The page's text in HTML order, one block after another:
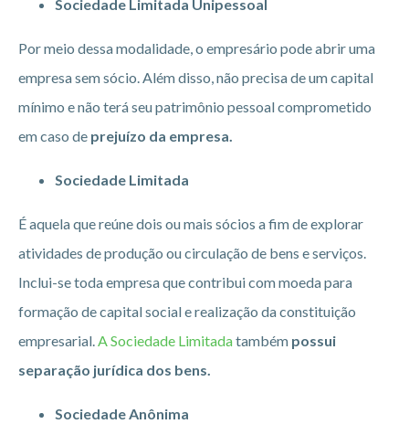
Sociedade Limitada Unipessoal
Por meio dessa modalidade, o empresário pode abrir uma
empresa sem sócio. Além disso, não precisa de um capital
mínimo e não terá seu patrimônio pessoal comprometido
em caso de prejuízo da empresa.
Sociedade Limitada
É aquela que reúne dois ou mais sócios a fim de explorar
atividades de produção ou circulação de bens e serviços.
Inclui-se toda empresa que contribui com moeda para
formação de capital social e realização da constituição
empresarial.A Sociedade Limitadatambém possui
separação jurídica dos bens.
Sociedade Anônima